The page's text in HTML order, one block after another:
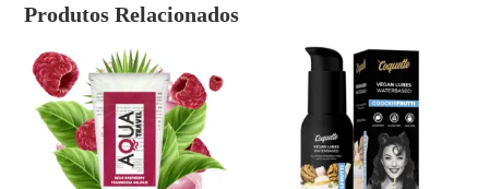
Produtos Relacionados